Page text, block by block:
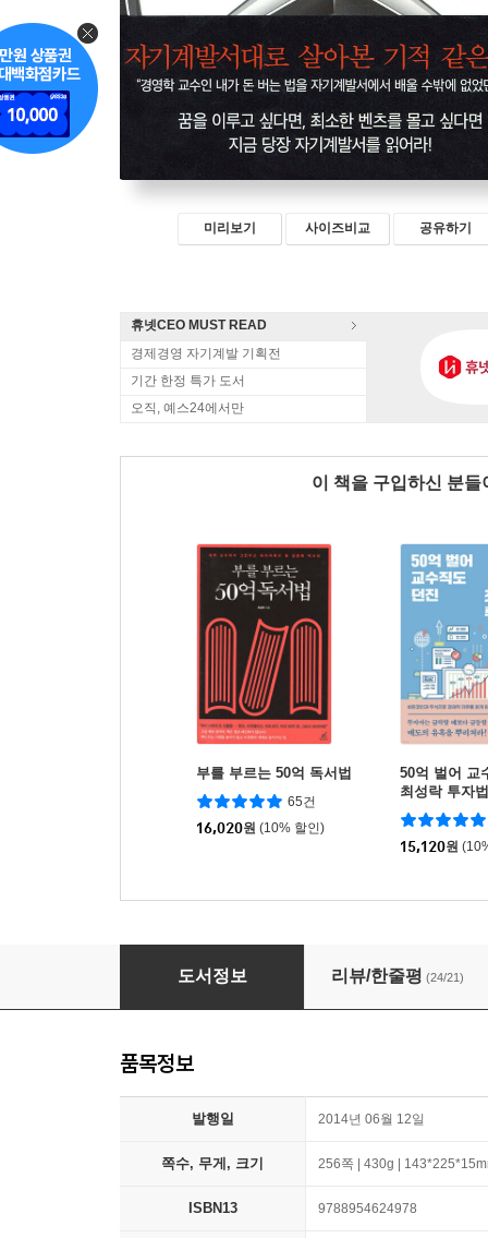
미리보기 사이즈비교 공유하기
휴넷CEO MUST READ
경제경영 자기계발 기획전
기간 한정 특가 도서
오직, 예스24에서만
이 책을 구입하신 분
부를 부르는 50억 독서법
65건
16,020원 (10% 할인)
50억 벌어 교
최성락 투자법
15,120원
나는 자기계발서를 읽고 벤츠를 샀다
도서정보 리뷰/한줄평 (24/21)
품목정보
발행일 2014년 06월 12일
쪽수, 무게, 크기 256쪽 | 430g |
ISBN13 9788954624978